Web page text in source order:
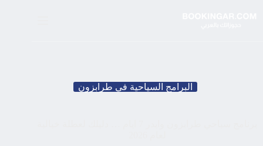
البرامج السياحية في طرابزون